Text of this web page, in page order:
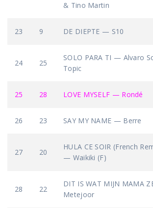
& Tino Martin
23 9 DE DIEPTE — S10
24 25
SOLO PARA TI — Alvaro
Topic
25 28 LOVE MYSELF — Rondé
26 23 SAY MY NAME — Berre
27 20
HULA CE SOIR (French
— Waikiki (F)
28 22
DIT IS WAT MIJN MAMA
Metejoor